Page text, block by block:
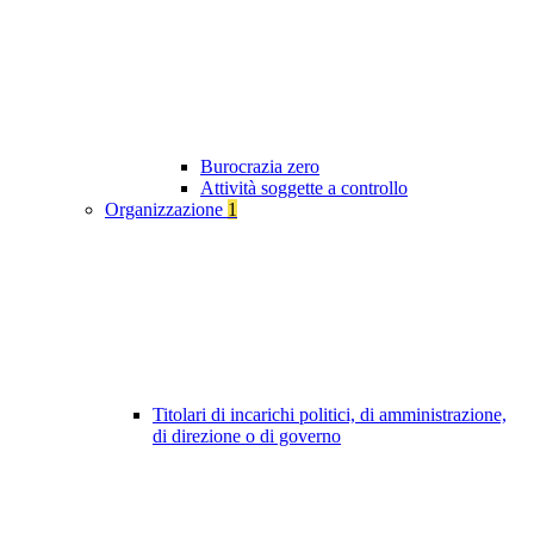
Burocrazia zero
Attività soggette a controllo
Organizzazione 1
Titolari di incarichi politici, di amministrazione,
di direzione o di governo